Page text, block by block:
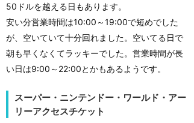
50ドルを越える日もあります。
安い分営業時間は10:00～19:00で短めでした
が、空いていて十分回れました。空いてる日で
朝も早くなくてラッキーでした。営業時間が長
い日は9:00～22:00とかもあるようです。
スーパー・ニンテンドー・ワールド・アー
リーアクセスチケット